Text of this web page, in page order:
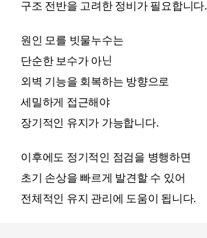
구조 전반을 고려한 정비가 필요합니다.
원인 모를 빗물누수는
단순한 보수가 아닌
외벽 기능을 회복하는 방향으로
세밀하게 접근해야
장기적인 유지가 가능합니다.
이후에도 정기적인 점검을 병행하면
초기 손상을 빠르게 발견할 수 있어
전체적인 유지 관리에 도움이 됩니다.